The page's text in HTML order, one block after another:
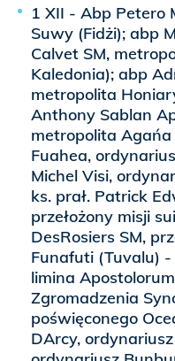
1 XII - Abp Petero
Suwy (Fidżi); abp
Calvet SM,
Kaledonia); abp
metropolita
Anthony Sablan
metropolita Agańa
Fuahea,
Michel Visi,
ks. prał. Patrick
przełożony misji
DesRosiers SM,
Funafuti (Tuvalu)
limina
Zgromadzenia
poświęconego
DArcy,